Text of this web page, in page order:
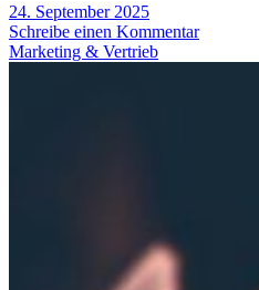
24. September 2025
Schreibe einen Kommentar
Marketing & Vertrieb